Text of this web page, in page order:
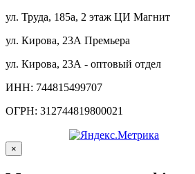
ул. Труда, 185а, 2 этаж ЦИ Магнит
ул. Кирова, 23А Премьера
ул. Кирова, 23А - оптовый отдел
ИНН: 744815499707
ОГРН: 312744819800021
×